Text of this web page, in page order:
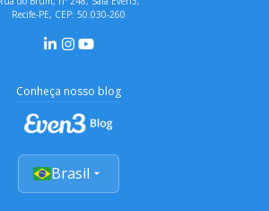
Recife-PE, CEP: 50.030-260
Conheça nosso blog
Brasil